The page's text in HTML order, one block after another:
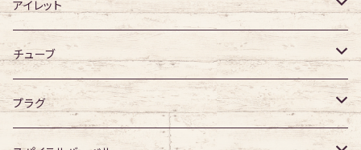
アクリル
ジュエル有り
316Lサージカルステンレス
デザイン無し
デザイン有り
アクリル
アイレット
シングルフレア
ダブルフレア
チューブ
デザイン無し
プラグ